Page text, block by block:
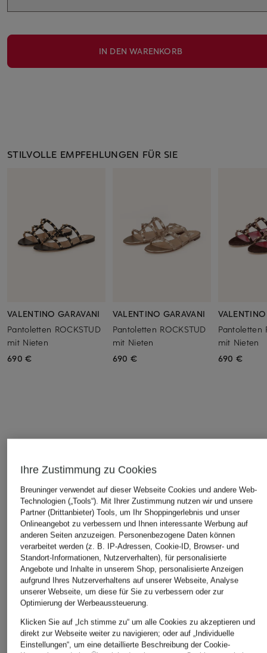
IN DEN WARENKORB
STILVOLLE EMPFEHLUNGEN FÜR SIE
VALENTINO GARAVANI
Pantoletten ROCKSTUD
mit Nieten
690 €
VALENTINO GARAVANI
Pantoletten ROCKSTUD
mit Nieten
690 €
Pantoletten
mit Nieten
690 €
Ihre Zustimmung zu Cookies
Breuninger verwendet auf dieser Webseite Cookies und andere Web-
Technologien („Tools“). Mit Ihrer Zustimmung nutzen wir und unsere
Partner (Drittanbieter) Tools, um Ihr Shoppingerlebnis und unser
Onlineangebot zu verbessern und Ihnen interessante Werbung auf
anderen Seiten anzuzeigen. Personenbezogene Daten können
verarbeitet werden (z. B. IP-Adressen, Cookie-ID, Browser- und
Standort-Informationen, Nutzerverhalten), für personalisierte
Angebote und Inhalte in unserem Shop, personalisierte Anzeigen
aufgrund Ihres Nutzerverhaltens auf unserer Webseite, Analyse
unserer Webseite, um diese für Sie zu verbessern oder zur
Optimierung der Werbeaussteuerung.
Klicken Sie auf „Ich stimme zu“ um alle Cookies zu akzeptieren und
direkt zur Webseite weiter zu navigieren; oder auf „Individuelle
Einstellungen“, um eine detaillierte Beschreibung der Cookie-